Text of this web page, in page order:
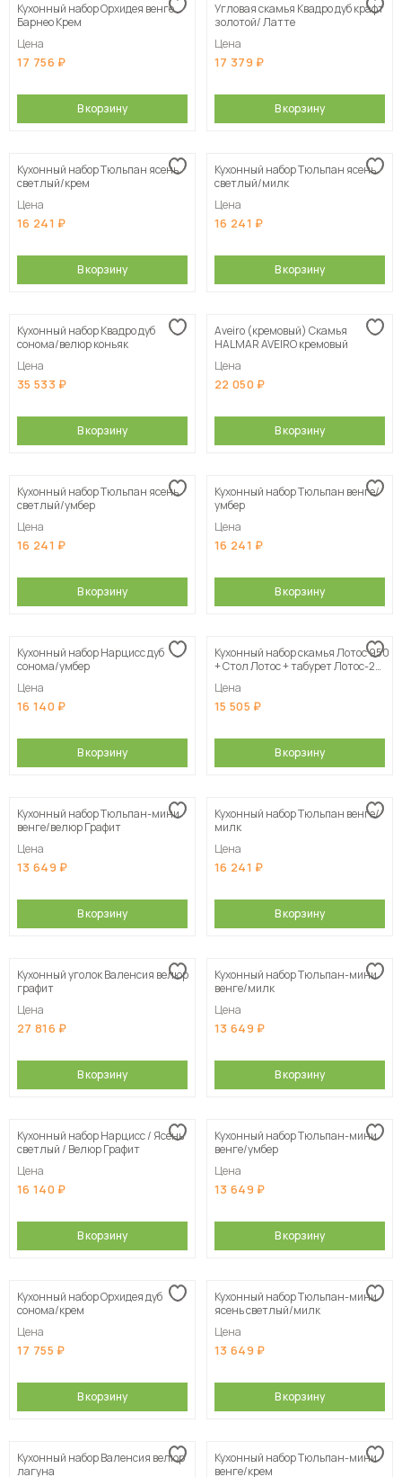
Кухонный набор Орхидея венге
Барнео Крем
Цена
17 756
В корзину
Угловая скамья Квадро дуб крафт
золотой/ Латте
Цена
17 379
В корзину
Кухонный набор Тюльпан ясень
светлый/крем
Цена
16 241
В корзину
Кухонный набор Тюльпан ясень
светлый/милк
Цена
16 241
В корзину
Кухонный набор Квадро дуб
сонома/велюр коньяк
Цена
35 533
В корзину
Aveiro (кремовый) Скамья
HALMAR AVEIRO кремовый
Цена
22 050
В корзину
Кухонный набор Тюльпан ясень
светлый/умбер
Цена
16 241
В корзину
Кухонный набор Тюльпан венге/
умбер
Цена
16 241
В корзину
Кухонный набор Нарцисс дуб
сонома/умбер
Цена
16 140
В корзину
Кухонный набор скамья Лотос 950
+ Стол Лотос + табурет Лотос-2
Цена
15 505
В корзину
Кухонный набор Тюльпан-мини
венге/велюр Графит
Цена
13 649
В корзину
Кухонный набор Тюльпан венге/
милк
Цена
16 241
В корзину
Кухонный уголок Валенсия велюр
графит
Цена
27 816
В корзину
Кухонный набор Тюльпан-мини
венге/милк
Цена
13 649
В корзину
Кухонный набор Нарцисс / Ясень
светлый / Велюр Графит
Цена
16 140
В корзину
Кухонный набор Тюльпан-мини
венге/умбер
Цена
13 649
В корзину
Кухонный набор Орхидея дуб
сонома/крем
Цена
17 755
В корзину
Кухонный набор Тюльпан-мини
ясень светлый/милк
Цена
13 649
В корзину
Кухонный набор Валенсия велюр
лагуна
Кухонный набор Тюльпан-мини
венге/крем